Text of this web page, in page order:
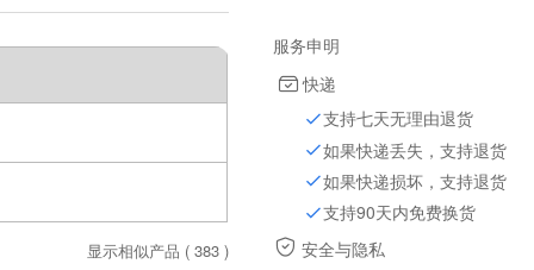
显示相似产品 ( 383)
服务申明
快递
支持七天无理由退货
如果快递丢失，支持退货
如果快递损坏，支持退货
支持90天内免费换货
安全与隐私